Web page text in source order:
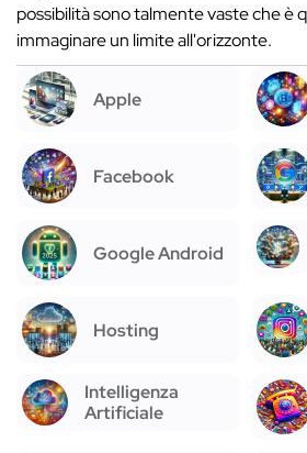
possibilità sono talmente vaste che è
immaginare un limite all'orizzonte.
Apple
Facebook
Google Android
Hosting
Intelligenza
Artificiale